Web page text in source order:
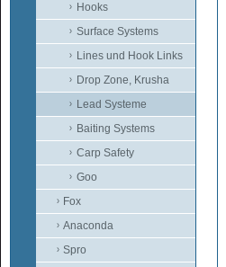
Hooks
Surface Systems
Lines und Hook Links
Drop Zone, Krusha
Lead Systeme
Baiting Systems
Carp Safety
Goo
Fox
Anaconda
Spro